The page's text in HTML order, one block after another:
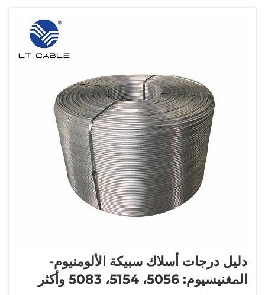
دليل درجات أسلاك سبيكة الألومنيوم-
المغنيسيوم: 5056، 5154، 5083 وأكثر